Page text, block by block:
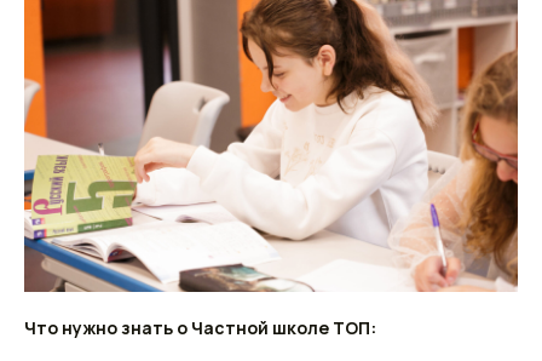
Что нужно знать о Частной школе ТОП: